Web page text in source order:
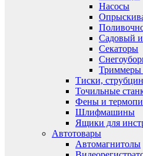
Насосы
Садовый
Секаторы
Триммеры
Тиски,
Точильные
Фены и
Шлифмашины
Ящики для
Автотовары
Автомагнитолы